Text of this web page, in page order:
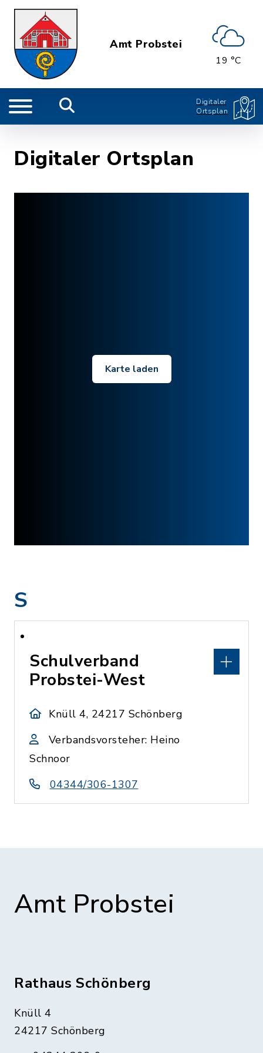
Amt Probstei
19 °C
Digitaler
Ortsplan
Digitaler Ortsplan
Karte laden
S
Schulverband
Probstei-West
Knüll 4, 24217 Schönberg
Verbandsvorsteher: Heino
Schnoor
04344/306-1307
Amt Probstei
Rathaus Schönberg
Knüll 4
24217 Schönberg